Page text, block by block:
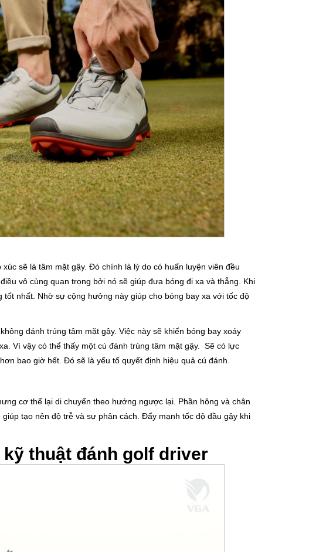
sẽ là tâm mặt gậy. Đó chính là lý do có huấn luyện viên đều
vô cùng quan trọng bởi nó sẽ giúp đưa bóng đi xa và thẳng. Khi
nhất. Nhờ sự cộng hưởng này giúp cho bóng bay xa với tốc độ
đánh trúng tâm mặt gậy. Việc này sẽ khiến bóng bay xoáy
Vì vậy có thể thấy một cú đánh trúng tâm mặt gậy. Sẽ có lực
bao giờ hết. Đó sẽ là yếu tố quyết định hiệu quả cú đánh.
cơ thể lại di chuyển theo hướng ngược lại. Phần hông và chân
tạo nên độ trễ và sự phân cách. Đẩy mạnh tốc độ đầu gậy khi
thuật đánh golf driver